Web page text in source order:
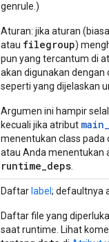
genrule.)
Aturan: jika aturan
atau filegroup)
pun yang tercantum di
akan digunakan dengan
seperti yang dijelaskan
Argumen ini hampir
kecuali jika atribut
menentukan class pada
atau Anda menentukan
runtime_deps
Daftar label ; defaultnya
Daftar file yang
saat runtime. Lihat